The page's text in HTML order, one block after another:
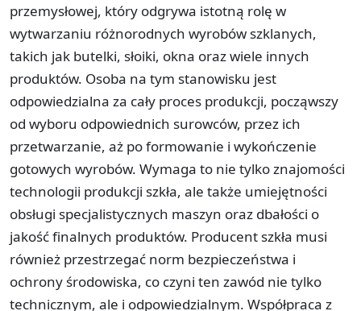
przemysłowej, który odgrywa istotną rolę w
wytwarzaniu różnorodnych wyrobów szklanych,
takich jak butelki, słoiki, okna oraz wiele innych
produktów. Osoba na tym stanowisku jest
odpowiedzialna za cały proces produkcji, począwszy
od wyboru odpowiednich surowców, przez ich
przetwarzanie, aż po formowanie i wykończenie
gotowych wyrobów. Wymaga to nie tylko znajomości
technologii produkcji szkła, ale także umiejętności
obsługi specjalistycznych maszyn oraz dbałości o
jakość finalnych produktów. Producent szkła musi
również przestrzegać norm bezpieczeństwa i
ochrony środowiska, co czyni ten zawód nie tylko
technicznym, ale i odpowiedzialnym. Współpraca z